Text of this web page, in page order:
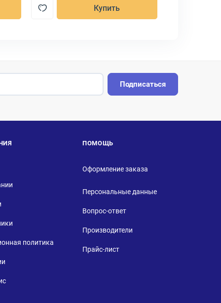
Купить
Подписаться
политика
ПОМОЩЬ
Оформление заказа
Персональные данные
Вопрос-ответ
Производители
Прайс-лист